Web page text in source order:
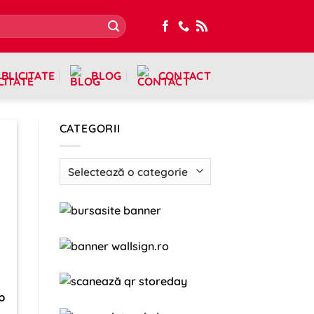
BLOG CONTACT
CATEGORII
Categorii